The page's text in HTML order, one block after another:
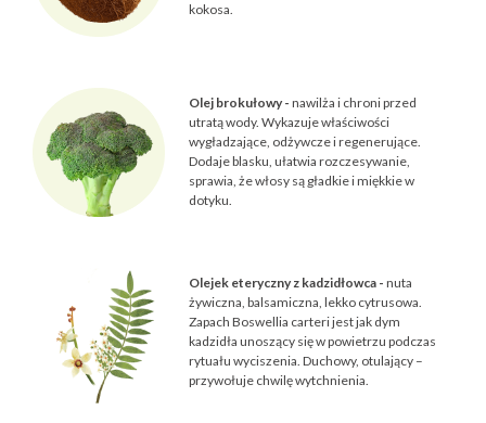
kokosa.
Olej brokułowy -nawilża i chroni przed
utratą wody. Wykazuje właściwości
wygładzające, odżywcze i regenerujące.
Dodaje blasku, ułatwia rozczesywanie,
sprawia, że włosy są gładkie i miękkie w
dotyku.
Olejek eteryczny z kadzidłowca -nuta
żywiczna, balsamiczna, lekko cytrusowa.
Zapach Boswellia carteri jest jak dym
kadzidła unoszący się w powietrzu podczas
rytuału wyciszenia. Duchowy, otulający –
przywołuje chwilę wytchnienia.